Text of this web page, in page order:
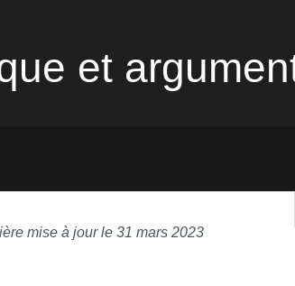
et
mise à jour le 31 mars 2023